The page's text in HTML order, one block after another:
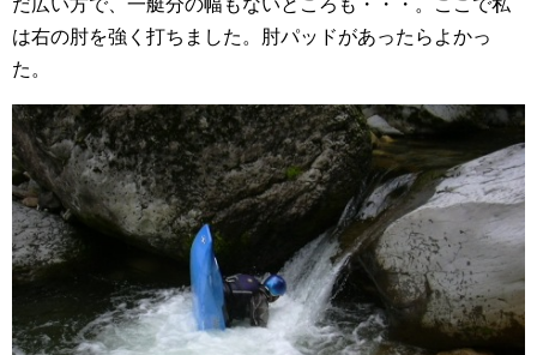
だ広い方で、一艇分の幅もないところも・・・。ここで私
は右の肘を強く打ちました。肘パッドがあったらよかっ
た。